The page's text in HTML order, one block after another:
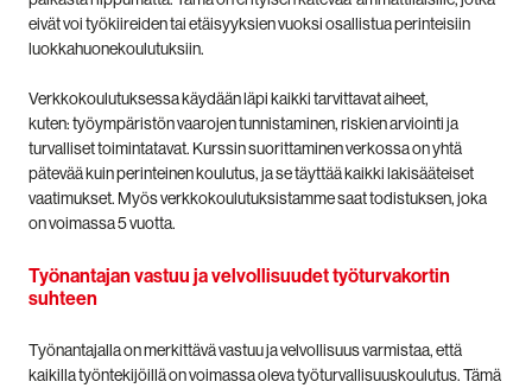
eivät voi työkiireiden tai etäisyyksien vuoksi osallistua perinteisiin
luokkahuonekoulutuksiin.
Verkkokoulutuksessa käydään läpi kaikki tarvittavat aiheet,
kuten: työympäristön vaarojen tunnistaminen, riskien arviointi ja
turvalliset toimintatavat. Kurssin suorittaminen verkossa on yhtä
pätevää kuin perinteinen koulutus, ja se täyttää kaikki lakisääteiset
vaatimukset. Myös verkkokoulutuksistamme saat todistuksen, joka
on voimassa 5 vuotta.
Työnantajan vastuu ja velvollisuudet työturvakortin
suhteen
Työnantajalla on merkittävä vastuu ja velvollisuus varmistaa, että
kaikilla työntekijöillä on voimassa oleva työturvallisuuskoulutus. Tämä